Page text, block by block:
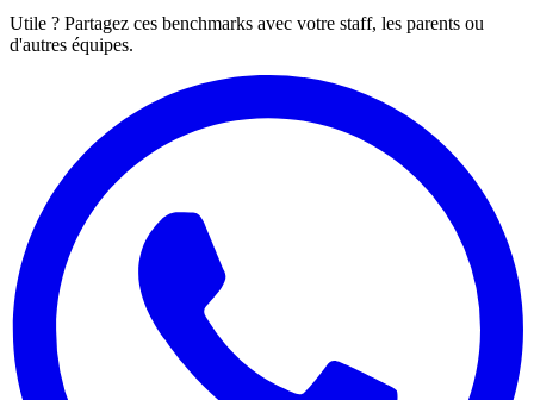
Utile ? Partagez ces benchmarks avec votre staff, les parents ou
d'autres équipes.